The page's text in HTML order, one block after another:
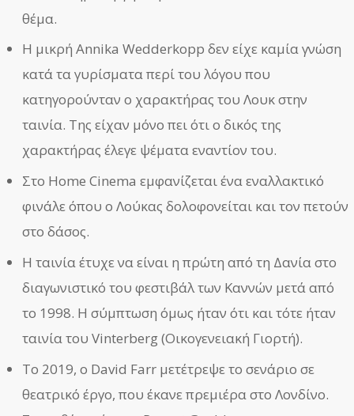
θέμα.
Η μικρή Annika Wedderkopp δεν είχε καμία γνώση
κατά τα γυρίσματα περί του λόγου που
κατηγορούνταν ο χαρακτήρας του Λουκ στην
ταινία. Της είχαν μόνο πει ότι ο δικός της
χαρακτήρας έλεγε ψέματα εναντίον του.
Στο Home Cinema εμφανίζεται ένα εναλλακτικό
φινάλε όπου ο Λούκας δολοφονείται και τον πετούν
στο δάσος.
Η ταινία έτυχε να είναι η πρώτη από τη Δανία στο
διαγωνιστικό του φεστιβάλ των Καννών μετά από
το 1998. Η σύμπτωση όμως ήταν ότι και τότε ήταν
ταινία του Vinterberg (Οικογενειακή Γιορτή).
Το 2019, ο David Farr μετέτρεψε το σενάριο σε
θεατρικό έργο, που έκανε πρεμιέρα στο Λονδίνο.